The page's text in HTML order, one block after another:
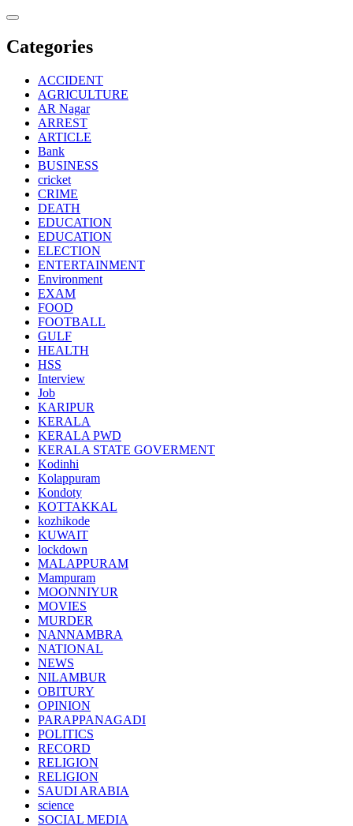
Skip
content
Categories
ACCIDENT
AGRICULTURE
AR Nagar
ARREST
ARTICLE
Bank
BUSINESS
cricket
CRIME
DEATH
EDUCATION
EDUCATION
ELECTION
ENTERTAINMENT
Environment
EXAM
FOOD
FOOTBALL
GULF
HEALTH
HSS
Interview
Job
KARIPUR
KERALA
KERALA PWD
KERALA STATE GOVERMENT
Kodinhi
Kolappuram
Kondoty
KOTTAKKAL
kozhikode
KUWAIT
lockdown
MALAPPURAM
Mampuram
MOONNIYUR
MOVIES
MURDER
NANNAMBRA
NATIONAL
NEWS
NILAMBUR
OBITURY
OPINION
PARAPPANAGADI
POLITICS
RECORD
RELIGION
RELIGION
SAUDI ARABIA
science
SOCIAL MEDIA